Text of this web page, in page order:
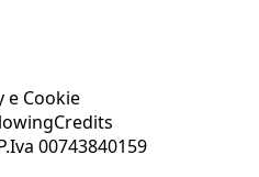
e Cookie
Credits
00743840159